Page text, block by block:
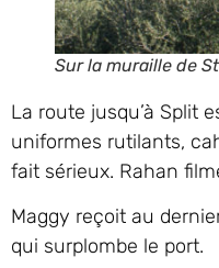
Sur la muraille de
La route jusqu’à Split
uniformes rutilants,
fait sérieux. Rahan
Maggy reçoit au
qui surplombe le port.